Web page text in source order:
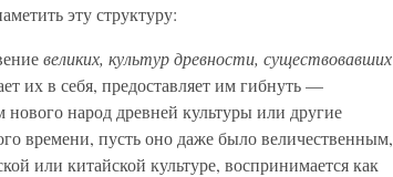
эту структуру:
великих, культур древности, существовавших
их в себя, предоставляет им гибнуть —
нового народ древней культуры или другие
времени, пусть оно даже было величественным,
или китайской культуре, воспринимается как